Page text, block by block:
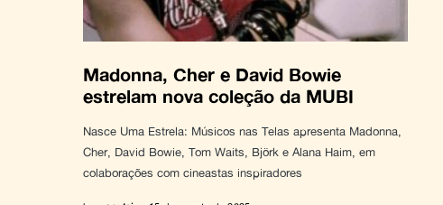
Madonna, Cher e David Bowie
estrelam nova coleção da MUBI
Nasce Uma Estrela: Músicos nas Telas apresenta Madonna,
Cher, David Bowie, Tom Waits, Björk e Alana Haim, em
colaborações com cineastas inspiradores